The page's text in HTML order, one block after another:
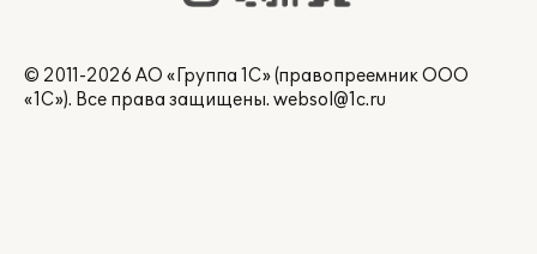
© 2011-2026 АО «Группа 1С» (правопреемник ООО
«1С»). Все права защищены. websol@1c.ru